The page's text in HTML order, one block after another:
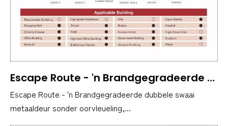
Escape Route - 'n Brandgegradeerde dubbele swaai metaaldeur sonder oorvleueling, ontwerp volgens Amerikaanse standaarde, wat direk na die buitelug lei.
Escape Route - 'n Brandgegradeerde dubbele swaai
metaaldeur sonder oorvleueling,...